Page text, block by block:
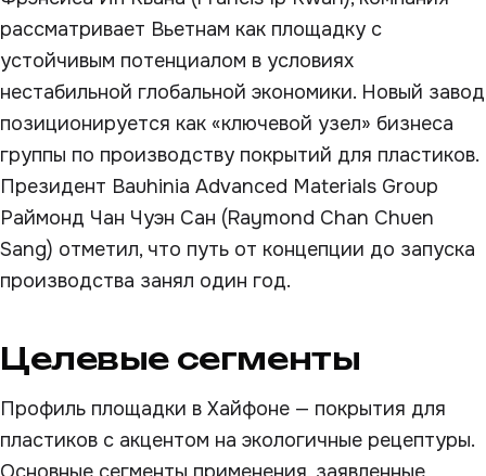
рассматривает Вьетнам как площадку с
устойчивым потенциалом в условиях
нестабильной глобальной экономики. Новый завод
позиционируется как «ключевой узел» бизнеса
группы по производству покрытий для пластиков.
Президент Bauhinia Advanced Materials Group
Раймонд Чан Чуэн Сан (Raymond Chan Chuen
Sang) отметил, что путь от концепции до запуска
производства занял один год.
Целевые сегменты
Профиль площадки в Хайфоне — покрытия для
пластиков с акцентом на экологичные рецептуры.